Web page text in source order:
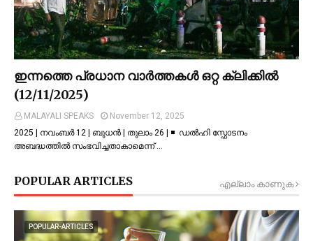
ഇന്നത്തെ പ്രധാന വാർത്തകൾ ഒറ്റ ക്ലിക്കിൽ
(12/11/2025)
MALAYALI SPEAKS
November 12, 2025
2025 | നവംബർ 12 | ബുധൻ | തുലാം 26 | ◾ ഡല്‍ഹി സ്ഫോടനം
അബദ്ധത്തില്‍ സംഭവിച്ചതാകാമെന്ന് …
POPULAR ARTICLES എല്ലാം കാണുക
POPULAR-ARTICLES